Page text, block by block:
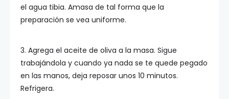
el agua tibia. Amasa de tal forma que la
preparación se vea uniforme.
3. Agrega el aceite de oliva a la masa. Sigue
trabajándola y cuando ya nada se te quede pegado
en las manos, deja reposar unos 10 minutos.
Refrigera.